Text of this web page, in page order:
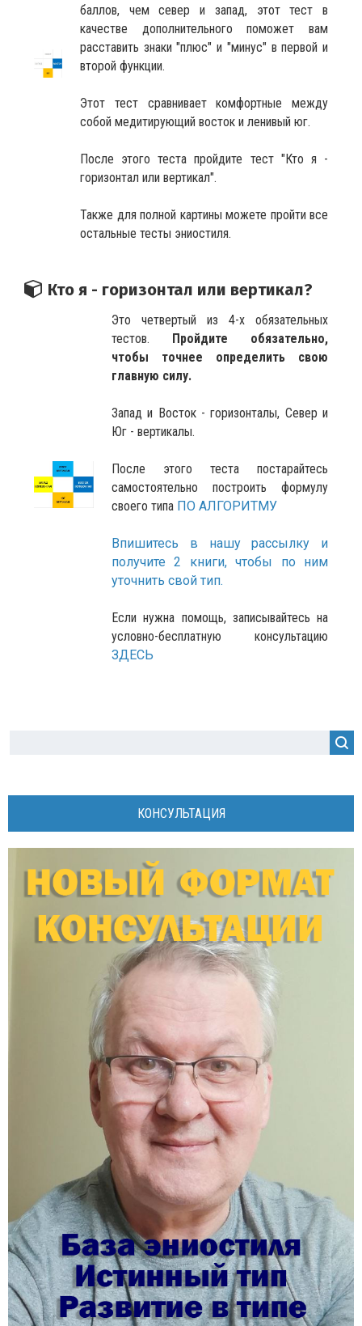
баллов, чем север и запад, этот тест в
качестве дополнительного поможет вам
расставить знаки "плюс" и "минус" в первой и
второй функции.
Этот тест сравнивает комфортные между
собой медитирующий восток и ленивый юг.
После этого теста пройдите тест "Кто я -
горизонтал или вертикал".
Также для полной картины можете пройти все
остальные тесты эниостиля.
Кто я - горизонтал или вертикал?
Это четвертый из 4-х обязательных
тестов. Пройдите обязательно,
чтобы точнее определить свою
главную силу.
Запад и Восток - горизонталы, Север и
Юг - вертикалы.
После этого теста постарайтесь
самостоятельно построить формулу
своего типа ПО АЛГОРИТМУ
Впишитесь в нашу рассылку и
получите 2 книги, чтобы по ним
уточнить свой тип.
Если нужна помощь, записывайтесь на
условно-бесплатную консультацию
ЗДЕСЬ
КОНСУЛЬТАЦИЯ